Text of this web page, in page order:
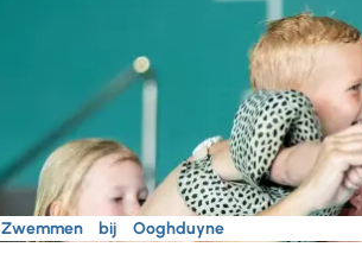
Zwemmen bij Ooghduyne